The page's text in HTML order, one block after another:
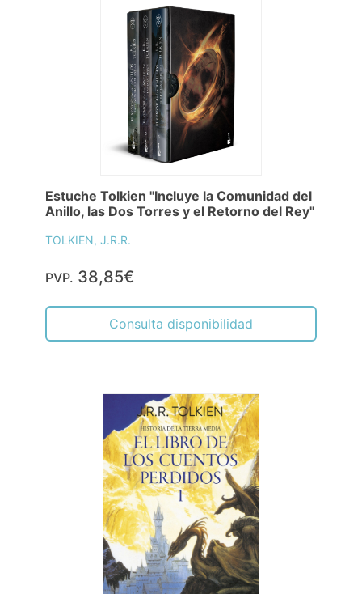
Estuche Tolkien "Incluye la Comunidad del
Anillo, las Dos Torres y el Retorno del Rey"
TOLKIEN, J.R.R.
PVP. 38,85€
Consulta disponibilidad